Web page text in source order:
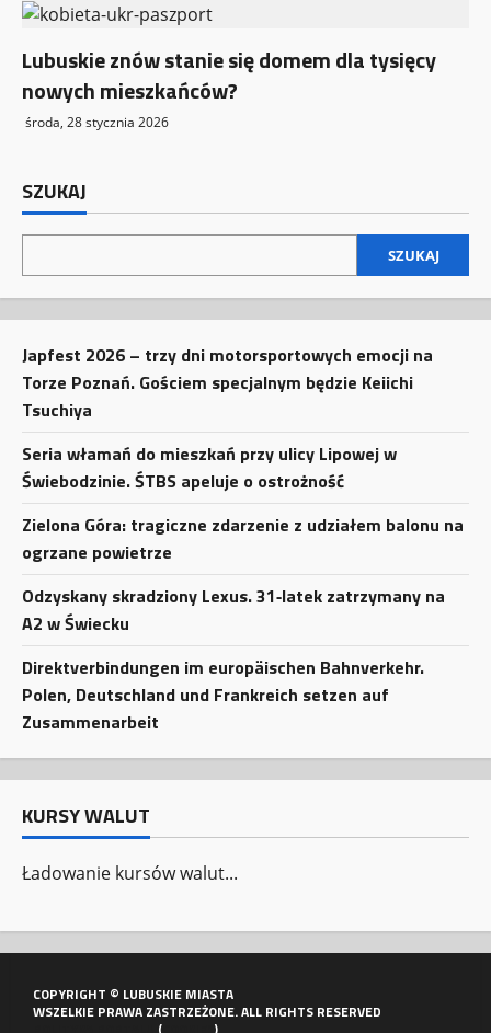
Lubuskie znów stanie się domem dla tysięcy
nowych mieszkańców?
środa, 28 stycznia 2026
SZUKAJ
SZUKAJ
Japfest 2026 – trzy dni motorsportowych emocji na
Torze Poznań. Gościem specjalnym będzie Keiichi
Tsuchiya
Seria włamań do mieszkań przy ulicy Lipowej w
Świebodzinie. ŚTBS apeluje o ostrożność
Zielona Góra: tragiczne zdarzenie z udziałem balonu na
ogrzane powietrze
Odzyskany skradziony Lexus. 31‑latek zatrzymany na
A2 w Świecku
Direktverbindungen im europäischen Bahnverkehr.
Polen, Deutschland und Frankreich setzen auf
Zusammenarbeit
KURSY WALUT
Ładowanie kursów walut...
COPYRIGHT © LUBUSKIE MIASTA
WSZELKIE PRAWA ZASTRZEŻONE. ALL RIGHTS RESERVED
( )